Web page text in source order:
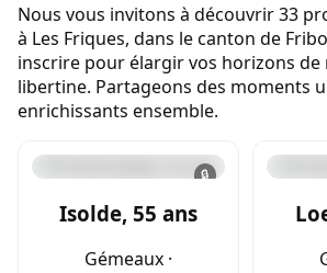
Nous vous invitons à découvrir 33
à Les Friques, dans le canton de
inscrire pour élargir vos horizons
libertine. Partageons des moments
enrichissants ensemble.
🔒
Isolde, 55 ans
Gémeaux ·